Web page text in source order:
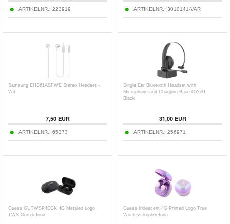
ARTIKELNR.: 223919 ARTIKELNR.: 3010141-VAR
Samsung EHS61ASFWE Stereo Headset -
Wit
7,50EUR
ARTIKELNR.: 65373
Single Ear Bluetooth Headset with
Microphone and Charging Base OY631 -
Black
31,00EUR
ARTIKELNR.: 256971
Guess GUTWSP4EGK 4G Metalen Logo
TWS Oortelefoon
Guess Iridescent 4G Printed Logo True
Wireless koptelefoon